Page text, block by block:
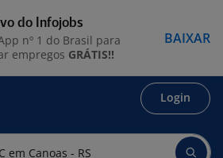
Login
do Infojobs
nº 1 do Brasil para
empregos GRÁTIS!!
BAIXAR